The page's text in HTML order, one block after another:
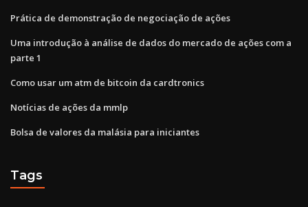
Prática de demonstração de negociação de ações
Uma introdução à análise de dados do mercado de ações com a
parte 1
Como usar um atm de bitcoin da cardtronics
Notícias de ações da mmlp
Bolsa de valores da malásia para iniciantes
Tags